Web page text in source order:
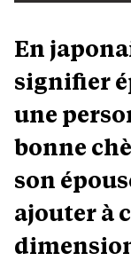
En
signifier
une
bonne
son
ajouter à